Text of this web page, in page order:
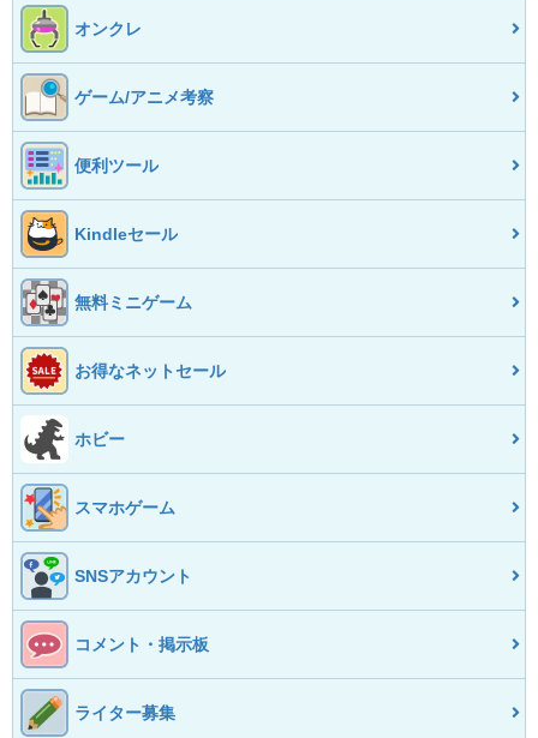
オンクレ
ゲーム/アニメ考察
便利ツール
Kindleセール
無料ミニゲーム
お得なネットセール
ホビー
スマホゲーム
SNSアカウント
コメント・掲示板
ライター募集